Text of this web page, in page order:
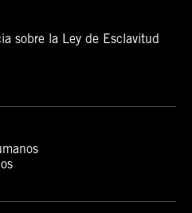
sobre la Ley de Esclavitud